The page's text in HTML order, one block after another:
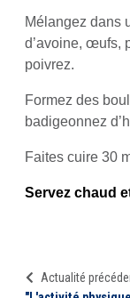
Mélangez dans
d’avoine, œufs,
poivrez.
Formez des
badigeonnez
Faites cuire 30
Servez chaud
Actualité